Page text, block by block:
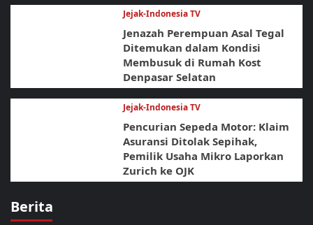
Jejak-Indonesia TV
Jenazah Perempuan Asal Tegal
Ditemukan dalam Kondisi
Membusuk di Rumah Kost
Denpasar Selatan
Jejak-Indonesia TV
Pencurian Sepeda Motor: Klaim
Asuransi Ditolak Sepihak,
Pemilik Usaha Mikro Laporkan
Zurich ke OJK
Berita